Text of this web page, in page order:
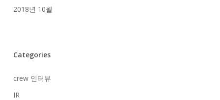
2018년 10월
Categories
crew 인터뷰
IR